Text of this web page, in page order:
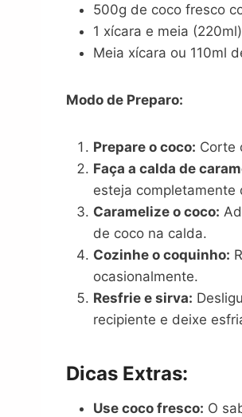
500g de coco fresco
1 xícara e meia
Meia xícara ou 110ml
Modo de Preparo:
Prepare o coco: Corte
Faça a calda de
esteja completamente
Caramelize o coco:
de coco na calda.
Cozinhe o coquinho:
ocasionalmente.
Resfrie e sirva:
recipiente e deixe
Dicas Extras:
Use coco fresco: O